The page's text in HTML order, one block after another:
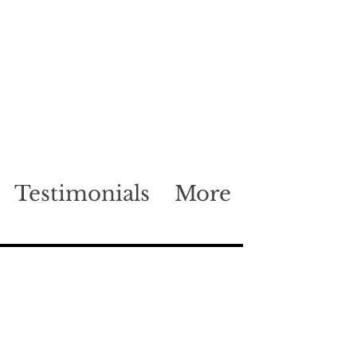
Testimonials More